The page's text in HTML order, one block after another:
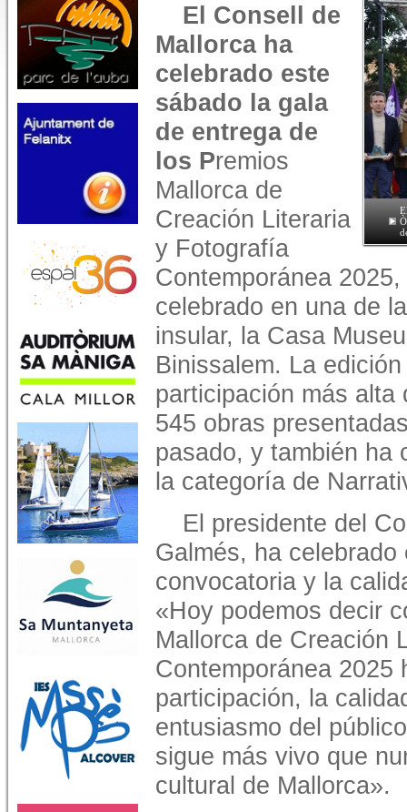
El Consell de
Mallorca ha
celebrado este
sábado la gala
de entrega de
los Premios
Mallorca de
Creación Literaria
y Fotografía
Contemporánea
celebrado en una de
insular, la Casa
Binissalem. La
participación más
545 obras
pasado, y también ha
la categoría de
El presidente del
Galmés, ha
convocatoria y la
«Hoy podemos decir
Mallorca de Creación
Contemporánea 2025
participación, la
entusiasmo del
sigue más vivo que
cultural de Mallorca».